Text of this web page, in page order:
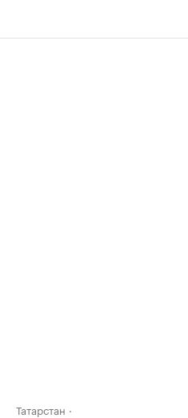
Татарстан